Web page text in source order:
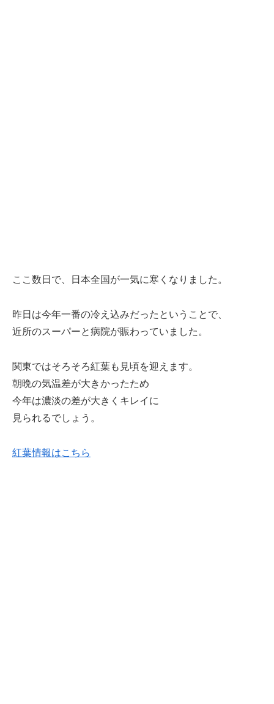
ここ数日で、日本全国が一気に寒くなりました。
昨日は今年一番の冷え込みだったということで、
近所のスーパーと病院が賑わっていました。
関東ではそろそろ紅葉も見頃を迎えます。
朝晩の気温差が大きかったため
今年は濃淡の差が大きくキレイに
見られるでしょう。
紅葉情報はこちら